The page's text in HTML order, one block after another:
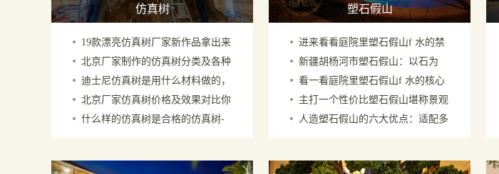
仿真树
19款漂亮仿真树厂家新作品拿出来
供您参考先到先得
北京厂家制作的仿真树分类及各种
仿真树的特点
迪士尼仿真树是用什么材料做的，
哪里厂家能制做
北京厂家仿真树价格及效果对比你
确定不看一下
什么样的仿真树是合格的仿真树-
塑石假山
进来看看庭院里塑石假山f 水的禁
忌你了解多少呢
新疆胡杨河市塑石假山：以石为
笔，绘就诗与远方之境
看一看庭院里塑石假山f 水的核心
原则你知道多少
主打一个性价比塑石假山堪称景观
界的省钱王者
人造塑石假山的六大优点：适配多